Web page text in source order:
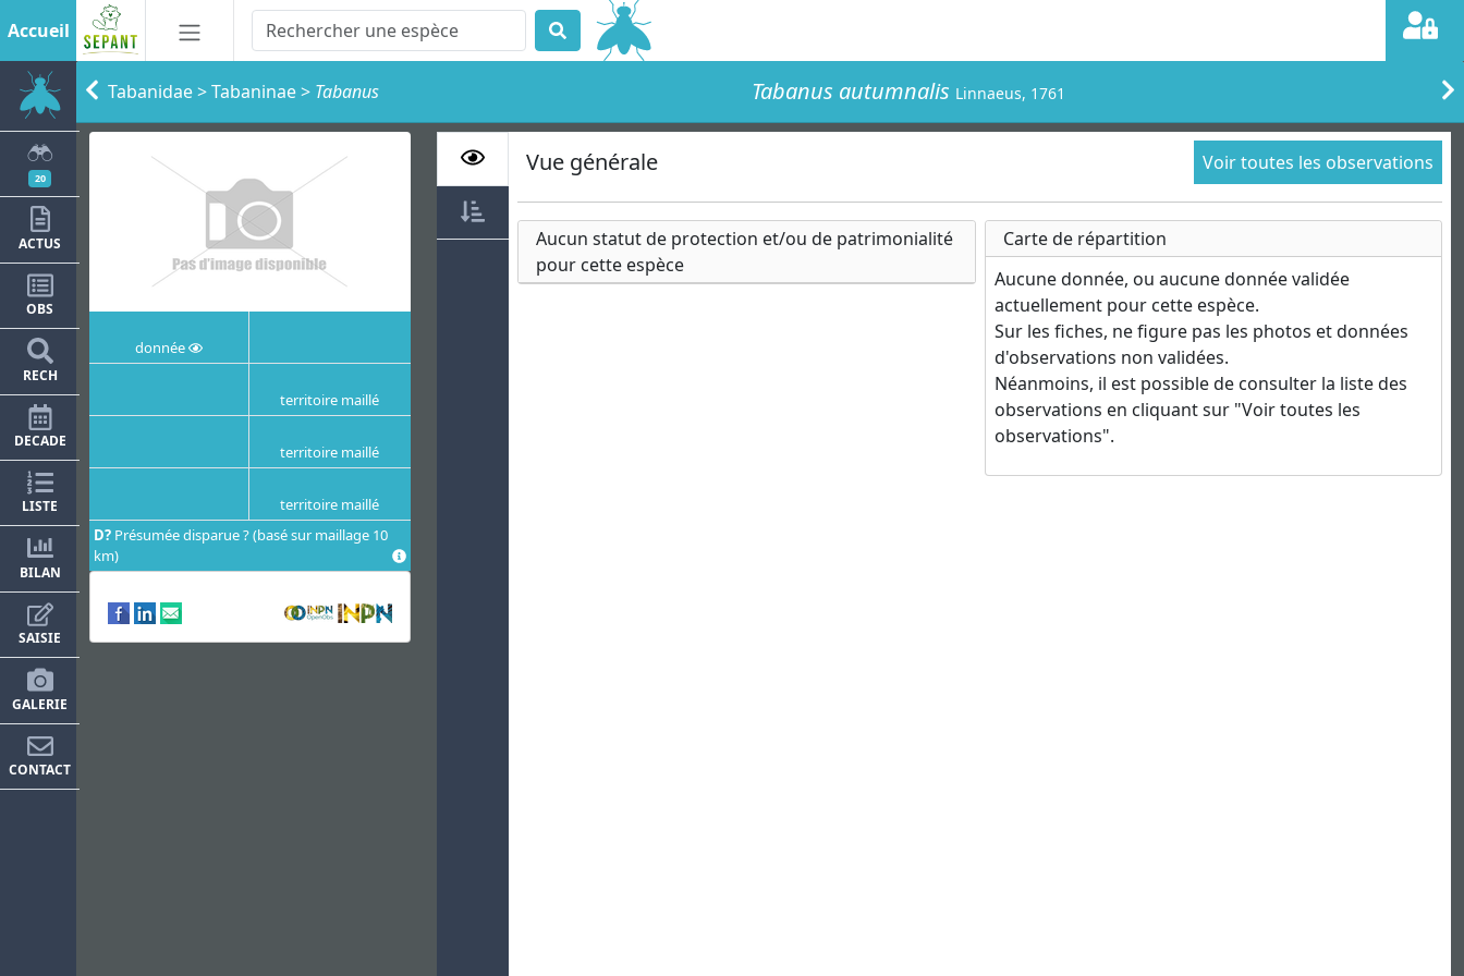
Accueil
20
ACTUS
OBS
RECH
DECADE
LISTE
BILAN
SAISIE
GALERIE
CONTACT
Tabanidae>Tabaninae> Tabanus Tabanus autumnalis Linnaeus, 1761
donnée
territoire maillé
territoire maillé
territoire maillé
D? Présumée disparue ? (basé sur maillage 10
km)
Vue générale Voir toutes les observations
Aucun statut de protection et/ou de patrimonialité
pour cette espèce
Carte de répartition
Aucune donnée, ou aucune donnée validée
actuellement pour cette espèce.
Sur les fiches, ne figure pas les photos et données
d'observations non validées.
Néanmoins, il est possible de consulter la liste des
observations en cliquant sur "Voir toutes les
observations".